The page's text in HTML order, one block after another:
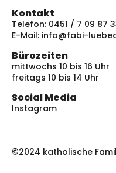
Kontakt
Telefon: 0451 / 7 09 87
E-Mail: info@fabi-
Bürozeiten
mittwochs 10 bis 16 Uhr
freitags 10 bis 14 Uhr
Social Media
Instagram
©2024 katholische